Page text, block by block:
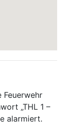
Feuerwehr
„THL 1 –
alarmiert.